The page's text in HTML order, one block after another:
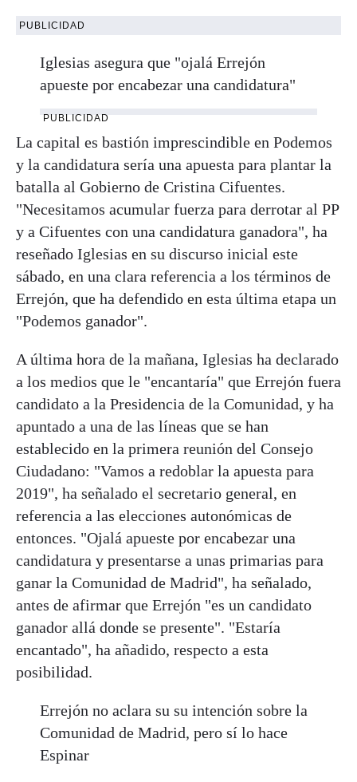
PUBLICIDAD
Iglesias asegura que "ojalá Errejón
apueste por encabezar una candidatura"
PUBLICIDAD
La capital es bastión imprescindible en Podemos
y la candidatura sería una apuesta para plantar la
batalla al Gobierno de Cristina Cifuentes.
"Necesitamos acumular fuerza para derrotar al PP
y a Cifuentes con una candidatura ganadora", ha
reseñado Iglesias en su discurso inicial este
sábado, en una clara referencia a los términos de
Errejón, que ha defendido en esta última etapa un
"Podemos ganador".
A última hora de la mañana, Iglesias ha declarado
a los medios que le "encantaría" que Errejón fuera
candidato a la Presidencia de la Comunidad, y ha
apuntado a una de las líneas que se han
establecido en la primera reunión del Consejo
Ciudadano: "Vamos a redoblar la apuesta para
2019", ha señalado el secretario general, en
referencia a las elecciones autonómicas de
entonces. "Ojalá apueste por encabezar una
candidatura y presentarse a unas primarias para
ganar la Comunidad de Madrid", ha señalado,
antes de afirmar que Errejón "es un candidato
ganador allá donde se presente". "Estaría
encantado", ha añadido, respecto a esta
posibilidad.
Errejón no aclara su su intención sobre la
Comunidad de Madrid, pero sí lo hace
Espinar